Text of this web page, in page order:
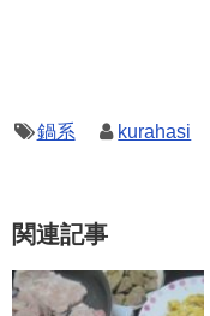
鍋系 kurahasi
関連記事